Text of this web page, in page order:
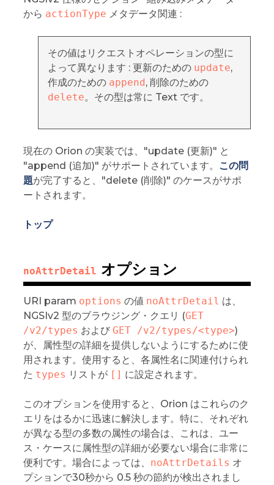
から actionType メタデータ関連 :
その値はリクエストオペレーションの型に
よって異なります : 更新のための update,
作成のための append, 削除のための
delete。その型は常に Text です。
現在の Orion の実装では、"update (更新)" と
"append (追加)" がサポートされています。
この問
題が完了すると、"delete (削除)" のケースがサポ
ートされます。
トップ
noAttrDetail オプション
URI param options の値 noAttrDetail は、
NGSIv2 型のブラウジング・クエリ (GET
/v2/types および GET /v2/types/<type>)
が、属性型の詳細を提供しないようにするために使
用されます。使用すると、各属性名に関連付けられ
た types リストが [] に設定されます。
このオプションを使用すると、Orion はこれらのク
エリをはるかに迅速に解決します。特に、それぞれ
が異なる型の多数の属性の場合は、これは、ユー
ス・ケースに属性型の詳細が必要ない場合に非常に
便利です。場合によっては、 noAttrDetails オ
プションで30秒から 0.5 秒の節約が検出されまし